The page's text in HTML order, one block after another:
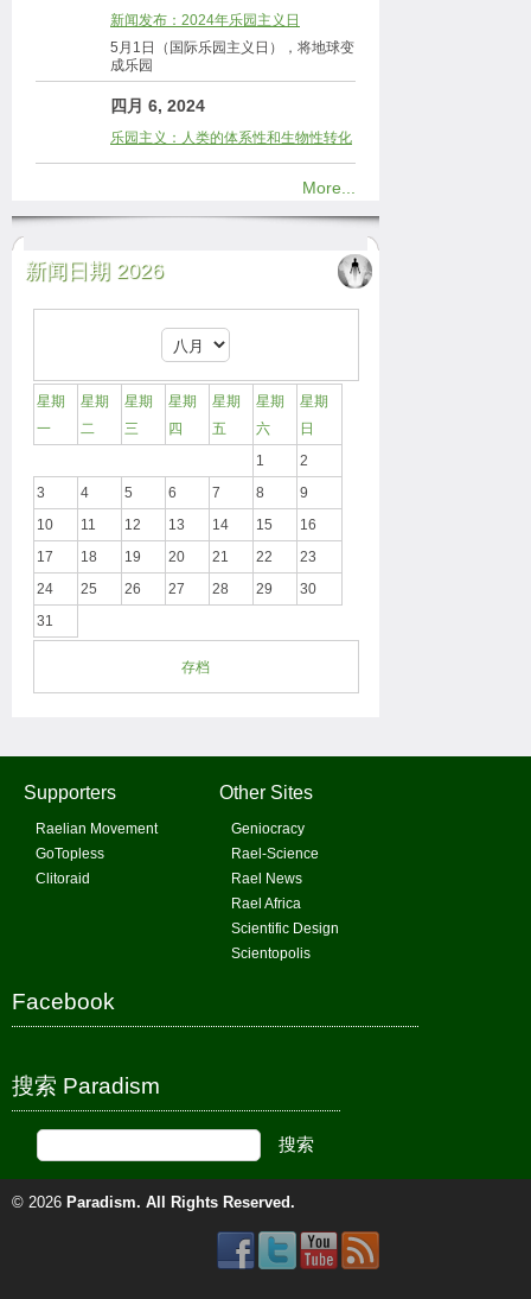
新闻发布：2024年乐园主义日
5月1日（国际乐园主义日），将地球变
成乐园
四月 6, 2024
乐园主义：人类的体系性和生物性转化
More...
新闻日期 2026
星期
一
星期
二
星期
三
星期
四
星期
五
星期
六
星期
日
1
2
3
4 5 6 7 8
9
10
11 12 13 14 15
16
17
18 19 20 21 22
23
24
25 26 27 28 29
30
31
存档
Supporters
Raelian Movement
GoTopless
Clitoraid
Other Sites
Geniocracy
Rael-Science
Rael News
Rael Africa
Scientific Design
Scientopolis
Facebook
搜索 Paradism
© 2026 Paradism. All Rights Reserved.